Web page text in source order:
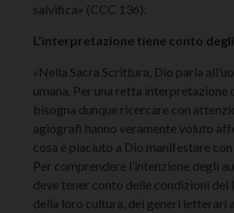
salvifica» (CCC 136).
L’interpretazione tiene conto
«Nella Sacra Scrittura, Dio parla
umana. Per una retta interpretazione
bisogna dunque ricercare con
agiografi hanno veramente voluto
cosa è piaciuto a Dio manifestare
Per comprendere l’intenzione degli
deve tener conto delle condizioni del
della loro cultura, dei generi letterari